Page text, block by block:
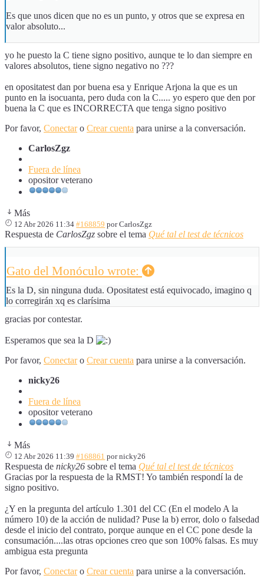
Es que unos dicen que no es un punto, y otros que se expresa en
valor absoluto...
yo he puesto la C tiene signo positivo, aunque te lo dan siempre en
valores absolutos, tiene signo negativo no ???
en opositatest dan por buena esa y Enrique Arjona la que es un
punto en la isocuanta, pero duda con la C..... yo espero que den por
buena la C que es INCORRECTA que tenga signo positivo
Por favor, Conectaro Crear cuenta para unirse a la conversación.
CarlosZgz
Fuera de línea
opositor veterano
Más
12 Abr 2026 11:34 #168859 porCarlosZgz
Respuesta de CarlosZgz sobre el tema Qué tal el test de técnicos
Gato del Monóculo wrote:
Es la D, sin ninguna duda. Opositatest está equivocado, imagino q
lo corregirán xq es clarísima
gracias por contestar.
Esperamos que sea la D
Por favor, Conectaro Crear cuenta para unirse a la conversación.
nicky26
Fuera de línea
opositor veterano
Más
12 Abr 2026 11:39 #168861 pornicky26
Respuesta de nicky26 sobre el tema Qué tal el test de técnicos
Gracias por la respuesta de la RMST! Yo también respondí la de
signo positivo.
¿Y en la pregunta del artículo 1.301 del CC (En el modelo A la
número 10) de la acción de nulidad? Puse la b) error, dolo o falsedad
desde el inicio del contrato, porque aunque en el CC pone desde la
consumación....las otras opciones creo que son 100% falsas. Es muy
ambigua esta pregunta
Por favor, Conectaro Crear cuenta para unirse a la conversación.